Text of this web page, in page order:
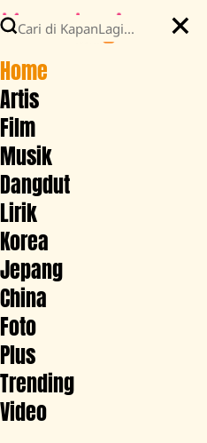
Home
Artis
Film
Musik
Dangdut
Lirik
Korea
Jepang
China
Foto
Plus
Trending
Video